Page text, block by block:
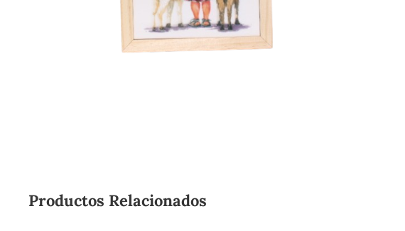
Productos Relacionados